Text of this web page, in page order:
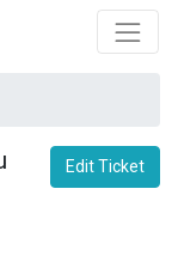
Edit Ticket